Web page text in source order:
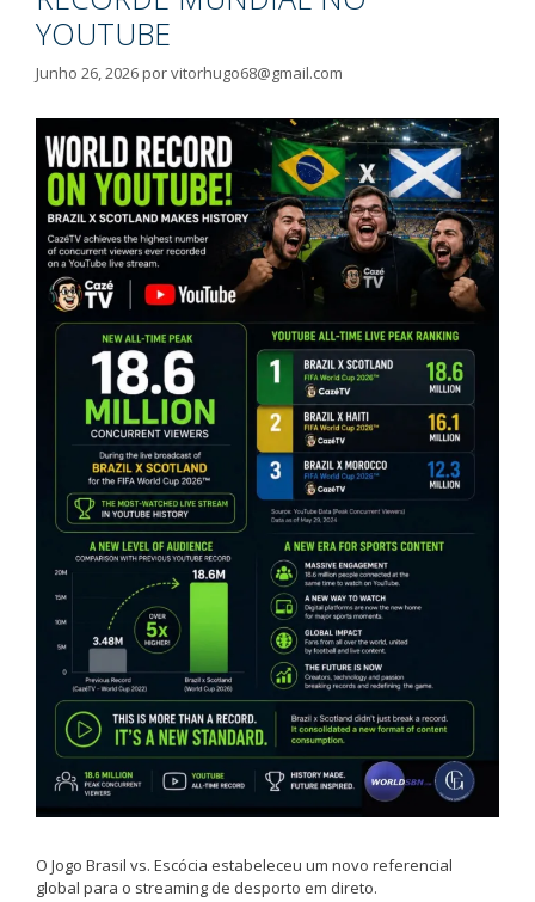
YOUTUBE
Junho 26, 2026porvitorhugo68@gmail.com
O Jogo Brasil vs. Escócia estabeleceu um novo referencial
global para o streaming de desporto em direto.